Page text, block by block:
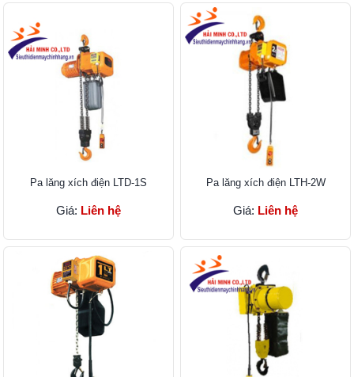
Pa lăng xích điện LTD-1S
Giá: Liên hệ
Pa lăng xích điện LTH-2W
Giá: Liên hệ